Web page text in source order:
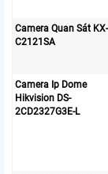
Camera Quan Sát KX-
C2121SA
Camera Ip Dome
Hikvision DS-
2CD2327G3E-L